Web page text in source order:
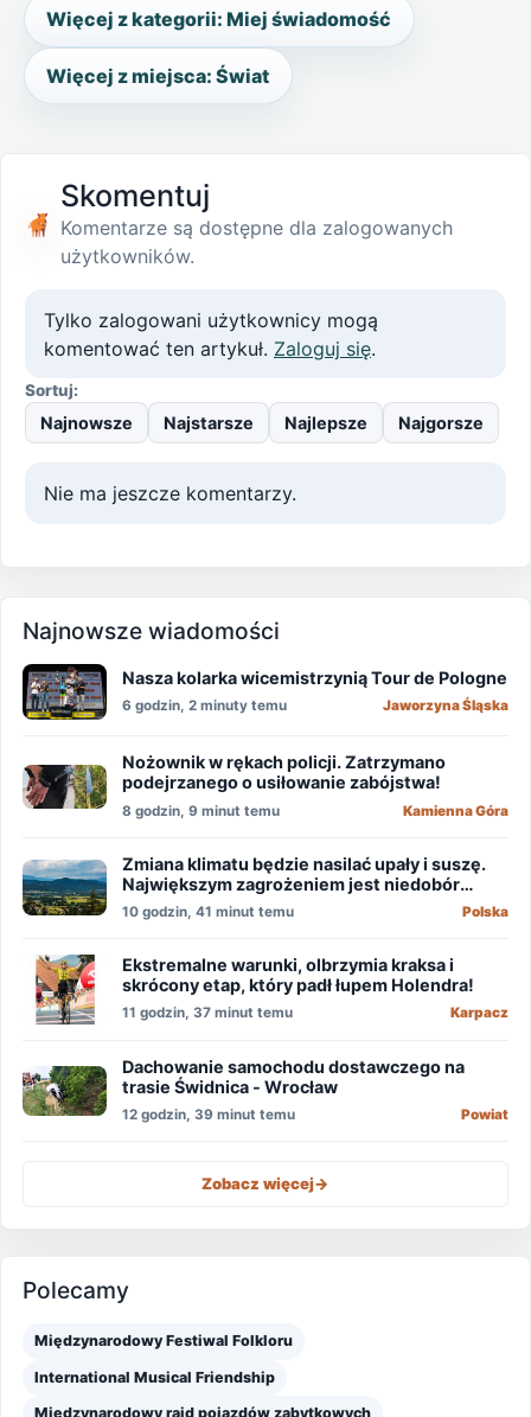
Więcej z kategorii: Miej świadomość
Więcej z miejsca: Świat
Skomentuj
Komentarze są dostępne dla zalogowanych
użytkowników.
Tylko zalogowani użytkownicy mogą
komentować ten artykuł. Zaloguj się.
Sortuj:
Najnowsze Najstarsze Najlepsze Najgorsze
Nie ma jeszcze komentarzy.
Najnowsze wiadomości
Nasza kolarka wicemistrzynią Tour de Pologne
6 godzin, 2 minuty temu Jaworzyna Śląska
Nożownik w rękach policji. Zatrzymano
podejrzanego o usiłowanie zabójstwa!
8 godzin, 9 minut temu Kamienna Góra
Zmiana klimatu będzie nasilać upały i suszę.
Największym zagrożeniem jest niedobór
wody
10 godzin, 41 minut temu Polska
Ekstremalne warunki, olbrzymia kraksa i
skrócony etap, który padł łupem Holendra!
11 godzin, 37 minut temu Karpacz
Dachowanie samochodu dostawczego na
trasie Świdnica - Wrocław
12 godzin, 39 minut temu Powiat
Zobacz więcej->
Polecamy
Międzynarodowy Festiwal Folkloru
International Musical Friendship
Międzynarodowy rajd pojazdów zabytkowych